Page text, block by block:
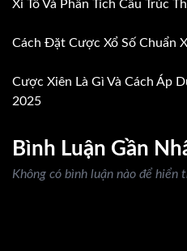
Xì Tố Và Phân Tích Cấu Trúc
Cách Đặt Cược Xổ Số Chuẩn
Cược Xiên Là Gì Và Cách Áp
2025
Bình Luận Gần
Không có bình luận nào để hiển